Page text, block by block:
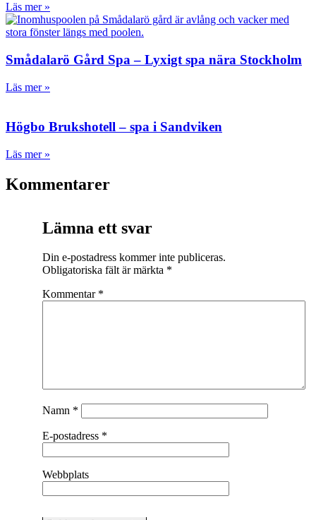
Läs mer »
Smådalarö Gård Spa – Lyxigt spa nära Stockholm
Läs mer »
Högbo Brukshotell – spa i Sandviken
Läs mer »
Kommentarer
Lämna ett svar
Din e-postadress kommer inte publiceras.
Obligatoriska fält är märkta *
Kommentar *
Namn *
E-postadress *
Webbplats